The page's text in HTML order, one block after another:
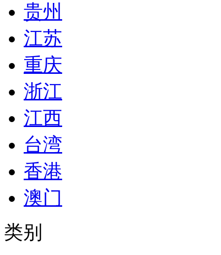
贵州
江苏
重庆
浙江
江西
台湾
香港
澳门
类别